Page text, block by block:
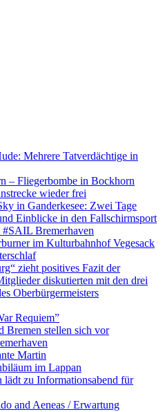
Mehrere Tatverdächtige in
– Fliegerbombe in Bockhorn
wieder frei
in Ganderkesee: Zwei Tage
Einblicke in den Fallschirmsport
Bremerhaven
im Kulturbahnhof Vegesack
zieht positives Fazit der
diskutierten mit den drei
Oberbürgermeisters
Requiem”
Bremen stellen sich vor
Martin
im Lappan
lädt zu Informationsabend für
and Aeneas / Erwartung